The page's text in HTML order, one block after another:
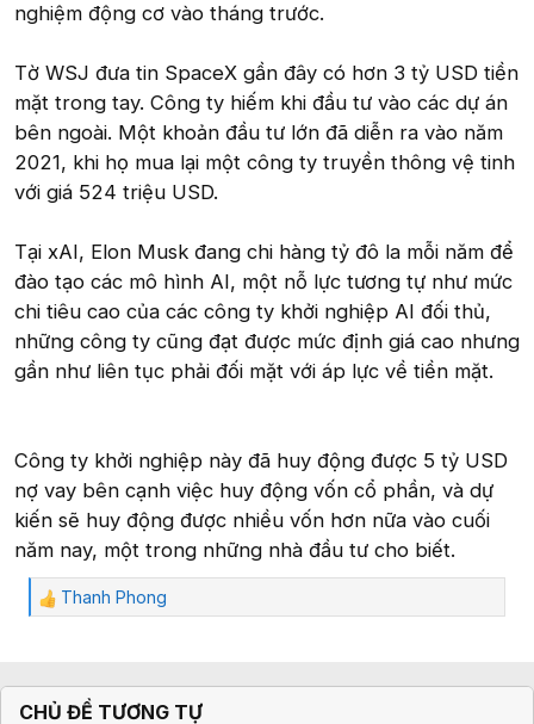
nghiệm động cơ vào tháng trước.
Tờ WSJ đưa tin SpaceX gần đây có hơn 3 tỷ USD tiền
mặt trong tay. Công ty hiếm khi đầu tư vào các dự án
bên ngoài. Một khoản đầu tư lớn đã diễn ra vào năm
2021, khi họ mua lại một công ty truyền thông vệ tinh
với giá 524 triệu USD.
Tại xAI, Elon Musk đang chi hàng tỷ đô la mỗi năm để
đào tạo các mô hình AI, một nỗ lực tương tự như mức
chi tiêu cao của các công ty khởi nghiệp AI đối thủ,
những công ty cũng đạt được mức định giá cao nhưng
gần như liên tục phải đối mặt với áp lực về tiền mặt.
Công ty khởi nghiệp này đã huy động được 5 tỷ USD
nợ vay bên cạnh việc huy động vốn cổ phần, và dự
kiến sẽ huy động được nhiều vốn hơn nữa vào cuối
năm nay, một trong những nhà đầu tư cho biết.
C
c
Thanh Phong
CHỦ ĐỀ TƯƠNG TỰ